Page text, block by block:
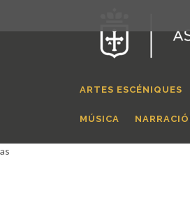
ARTES ESCÉNIQUES
MÚSICA
as